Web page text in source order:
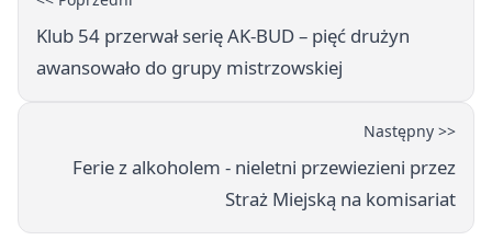
Klub 54 przerwał serię AK-BUD – pięć drużyn
awansowało do grupy mistrzowskiej
Następny >>
Ferie z alkoholem - nieletni przewiezieni przez
Straż Miejską na komisariat